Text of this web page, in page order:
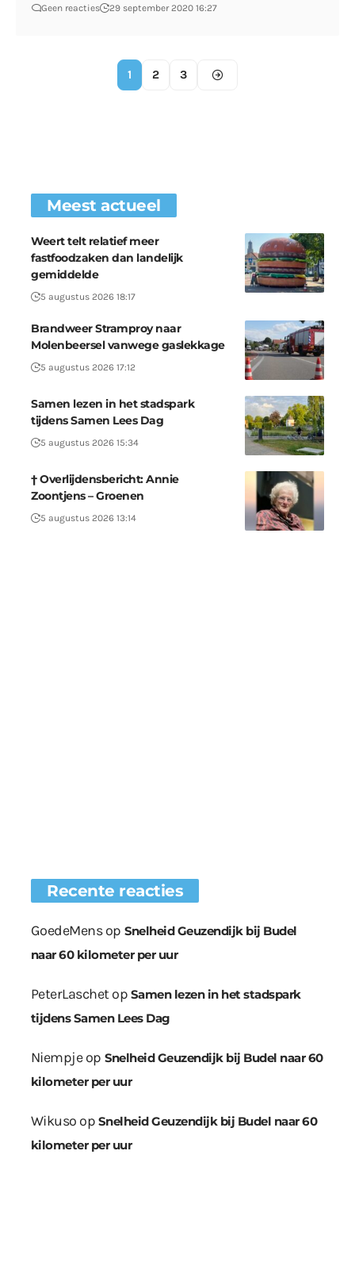
Geen reacties 29 september 2020 16:27
1 2 3
Meest actueel
Weert telt relatief meer
fastfoodzaken dan landelijk
gemiddelde
5 augustus 2026 18:17
Brandweer Stramproy naar
Molenbeersel vanwege gaslekkage
5 augustus 2026 17:12
Samen lezen in het stadspark
tijdens Samen Lees Dag
5 augustus 2026 15:34
† Overlijdensbericht: Annie
Zoontjens – Groenen
5 augustus 2026 13:14
Recente reacties
GoedeMensop Snelheid Geuzendijk bij Budel
naar 60 kilometer per uur
PeterLaschetop Samen lezen in het stadspark
tijdens Samen Lees Dag
Niempjeop Snelheid Geuzendijk bij Budel naar 60
kilometer per uur
Wikuso op Snelheid Geuzendijk bij Budel naar 60
kilometer per uur